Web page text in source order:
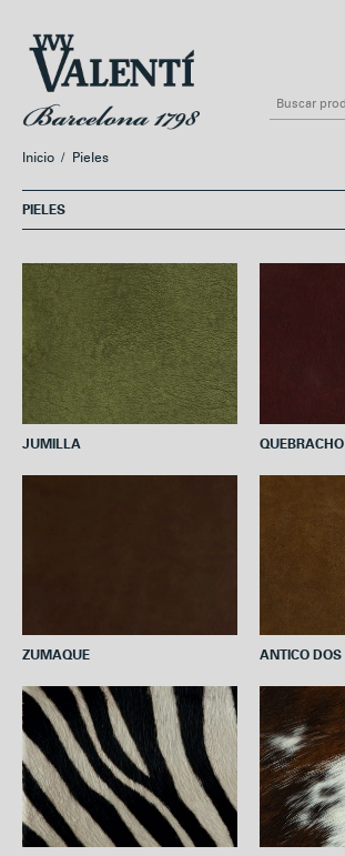
contenido
Inicio / Pieles
PIELES
JUMILLA QUEBRACHO
ZUMAQUE ANTICO DOS